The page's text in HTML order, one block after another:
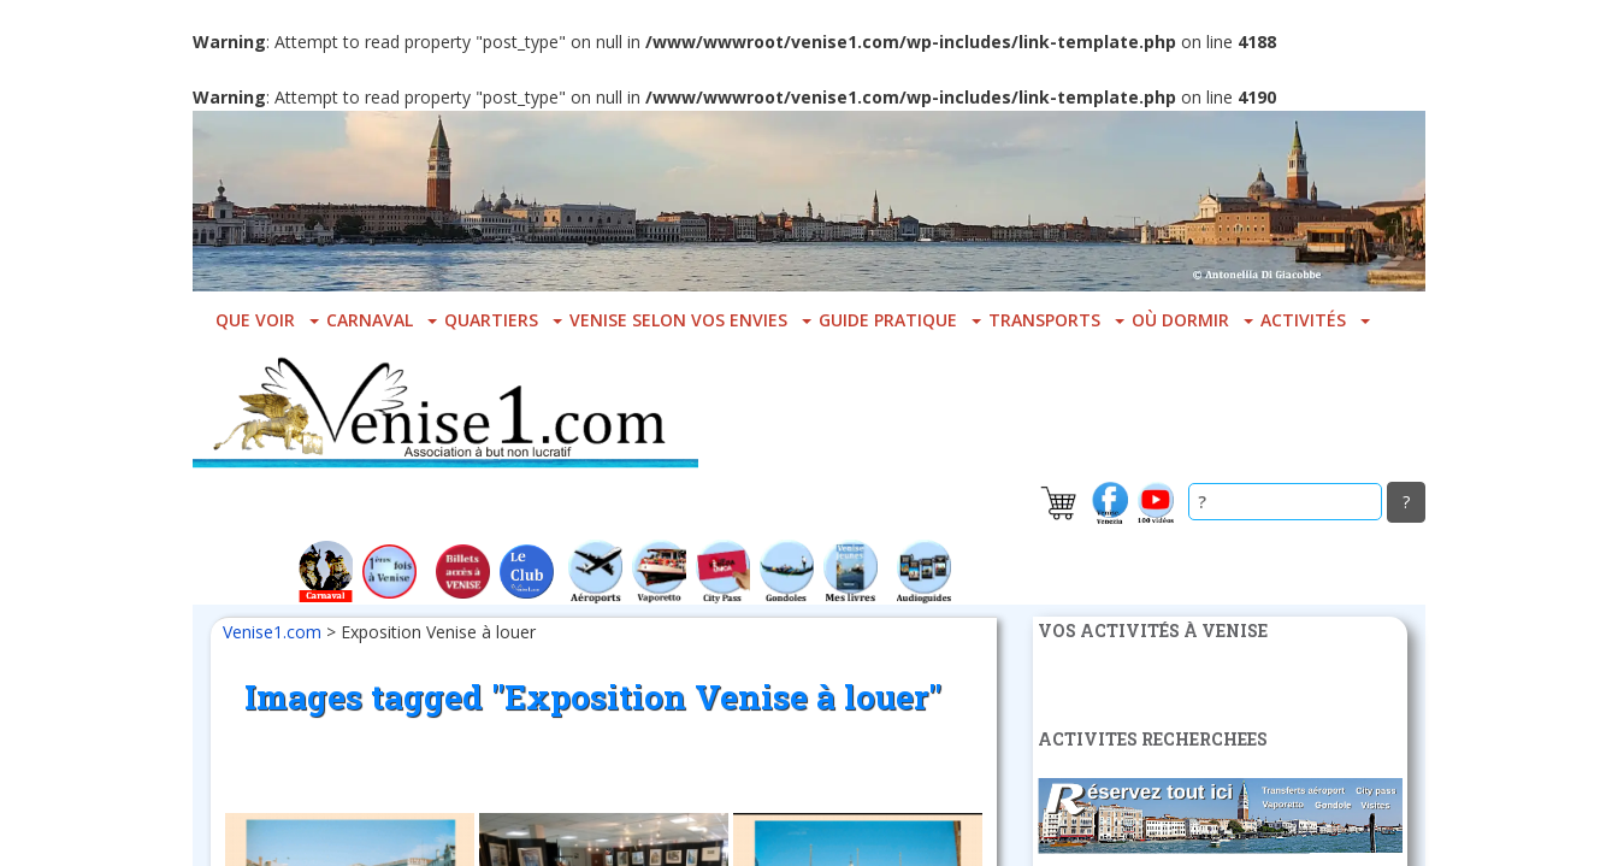
Warning: Attempt to read property "post_type" on null in /www/wwwroot/venise1.com/wp-includes/link-template.php on line 4188
Warning: Attempt to read property "post_type" on null in /www/wwwroot/venise1.com/wp-includes/link-template.php on line 4190
main
content
QUE VOIR CARNAVAL QUARTIERS VENISE SELON VOS ENVIES GUIDE PRATIQUE TRANSPORTS OÙ DORMIR ACTIVITÉS
Venise1.com > Exposition Venise à louer
Images tagged "Exposition Venise à louer"
VOS ACTIVITÉS À VENISE
ACTIVITES RECHERCHEES